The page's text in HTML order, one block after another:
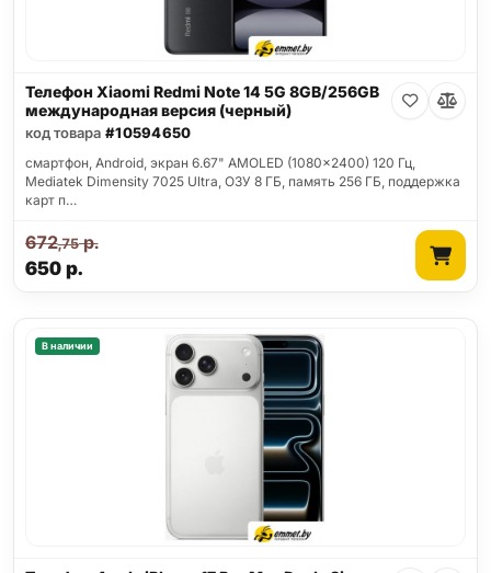
Телефон Xiaomi Redmi Note 14 5G 8GB/256GB
международная версия (черный)
код товара #10594650
смартфон, Android, экран 6.67" AMOLED (1080x2400) 120 Гц,
Mediatek Dimensity 7025 Ultra, ОЗУ 8 ГБ, память 256 ГБ, поддержка
карт п…
650р.
672,75р.
В наличии